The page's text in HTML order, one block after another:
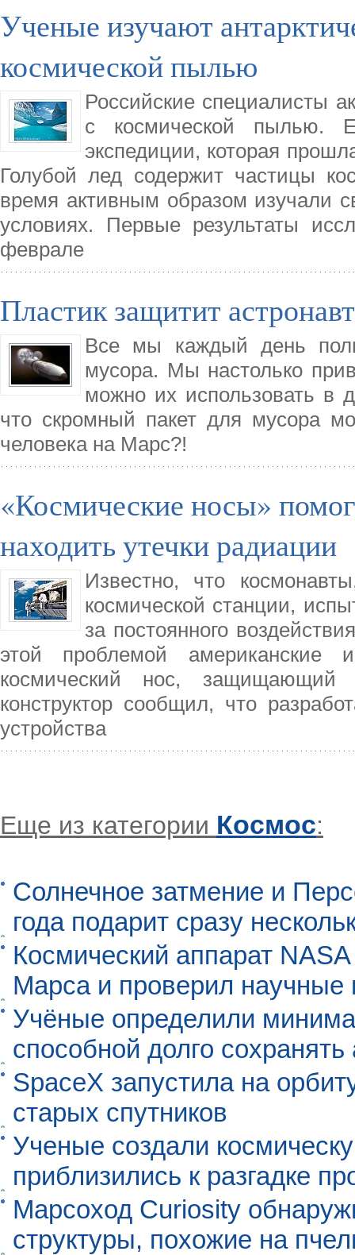
Ученые изучают
космической пылью
Российские специалисты
с космической пылью.
экспедиции, которая
Голубой лед содержит частицы
время активным образом изучали
условиях. Первые результаты
феврале
Пластик защитит
Все мы каждый день
мусора. Мы настолько
можно их использовать в
что скромный пакет для мусора
человека на Марс?!
«Космические носы»
находить утечки радиации
Известно, что
космической станции,
за постоянного
этой проблемой американские
космический нос, защищающий
конструктор сообщил, что
устройства
Еще из категории Космос:
Солнечное затмение и
года подарит сразу
Космический аппарат
Марса и проверил научные
Учёные определили
способной долго
SpaceX запустила на
старых спутников
Ученые создали
приблизились к разгадке
Марсоход Curiosity
структуры, похожие на